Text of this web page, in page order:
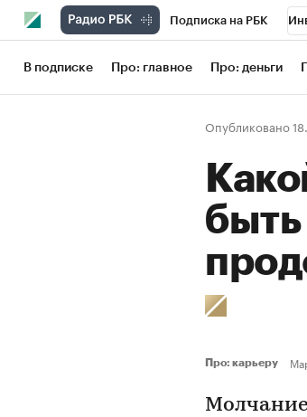
Подписка на РБК
Школа управления РБК
Рынок наличной
В подписке Про: главное Про: деньги
Опубликовано
быть
Про: карьеру